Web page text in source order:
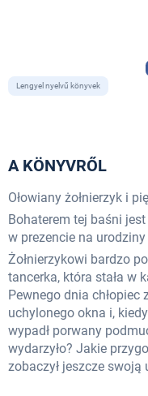
Lengyel nyelvű könyvek
A KÖNYVRŐL
Ołowiany żołnierzyk i
Bohaterem tej baśni jest
w prezencie na urodziny
Żołnierzykowi bardzo
tancerka, która stała w
Pewnego dnia chłopiec
uchylonego okna i,
wypadł porwany
wydarzyło? Jakie
zobaczył jeszcze swoją